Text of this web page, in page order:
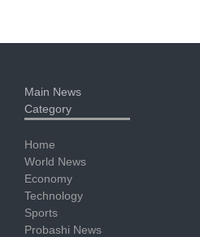
Main News
Category
Home
World News
Economy
Technology
Sports
Probashi News